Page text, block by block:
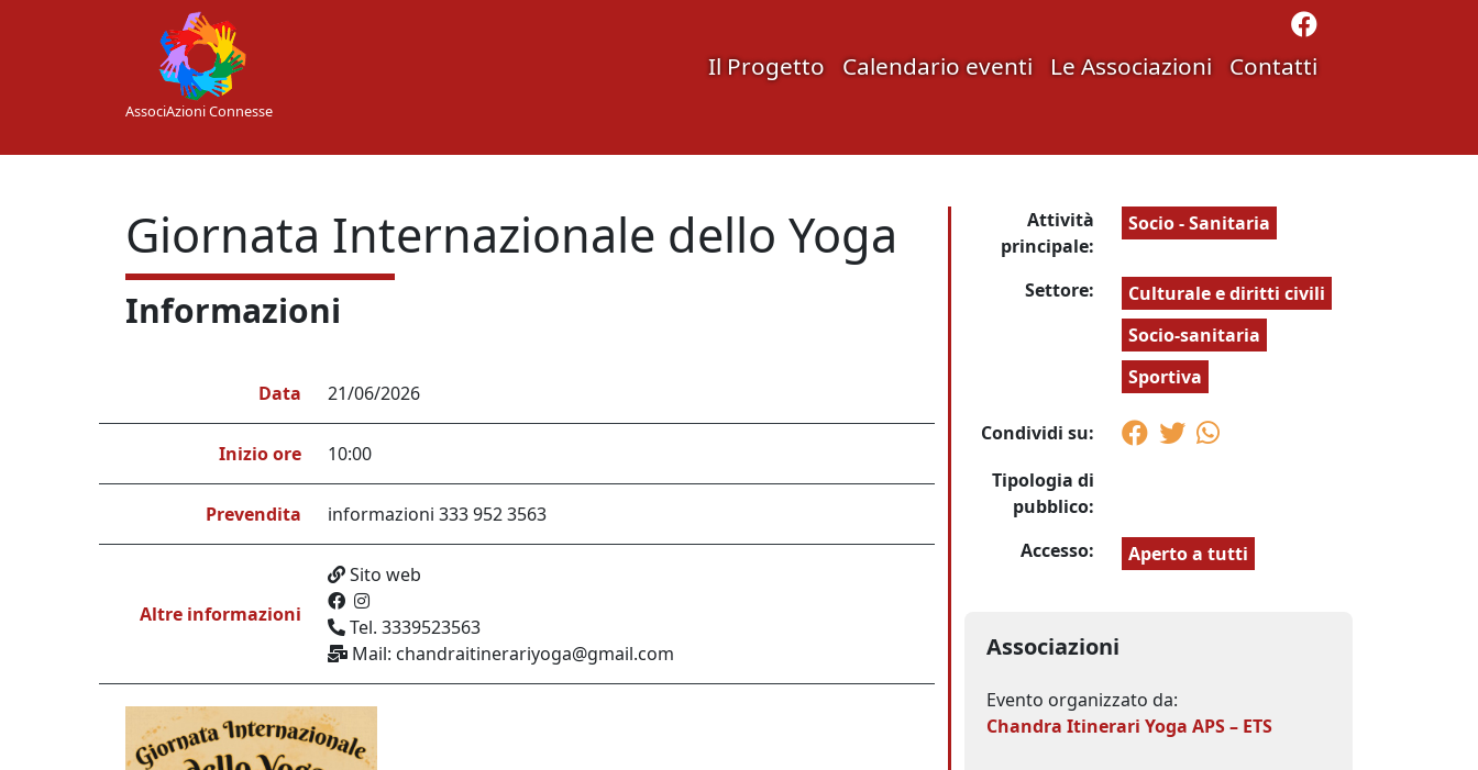
AssociAzioni Connesse
Il Progetto Calendario eventi Le Associazioni Contatti
Giornata Internazionale dello Yoga
Informazioni
Data 21/06/2026
Inizio ore 10:00
Prevendita informazioni 333 952 3563
Altre informazioni
Sito web
Tel. 3339523563
Mail: chandraitinerariyoga@gmail.com
Attività
principale:
Socio - Sanitaria
Settore:
Culturale e diritti civili
Socio-sanitaria
Sportiva
Condividi su:
Tipologia di
pubblico:
Accesso:
Aperto a tutti
Associazioni
Evento organizzato da:
Chandra Itinerari Yoga APS – ETS